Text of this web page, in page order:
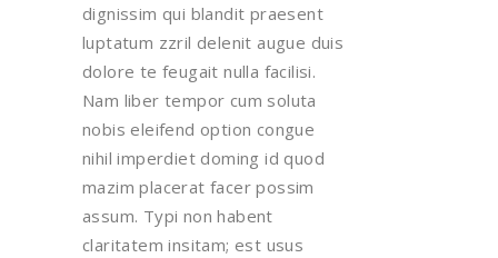
dignissim qui blandit praesent
luptatum zzril delenit augue duis
dolore te feugait nulla facilisi.
Nam liber tempor cum soluta
nobis eleifend option congue
nihil imperdiet doming id quod
mazim placerat facer possim
assum. Typi non habent
claritatem insitam; est usus